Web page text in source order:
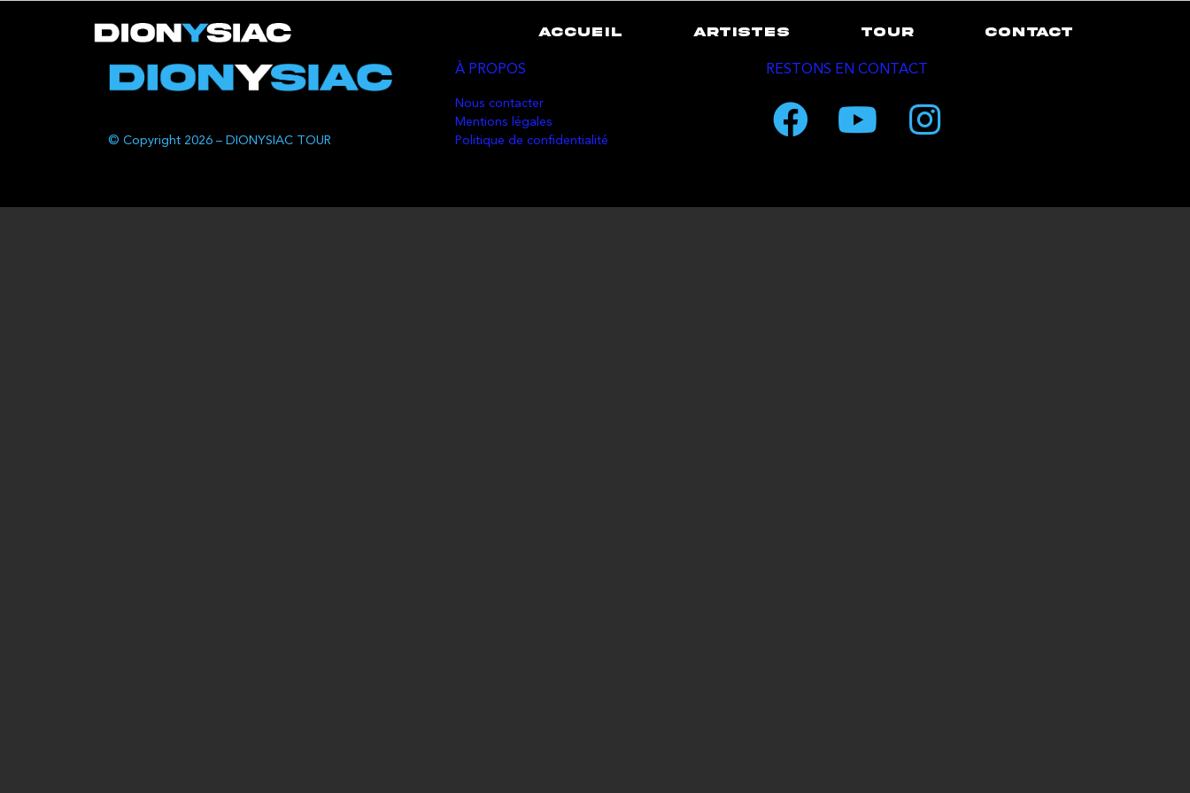
ACCUEIL ARTISTES TOUR CONTACT
© Copyright 2026 – DIONYSIAC TOUR
À PROPOS
Nous contacter
Mentions légales
Politique de confidentialité
RESTONS EN CONTACT